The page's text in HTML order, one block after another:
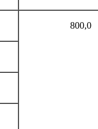
800,0